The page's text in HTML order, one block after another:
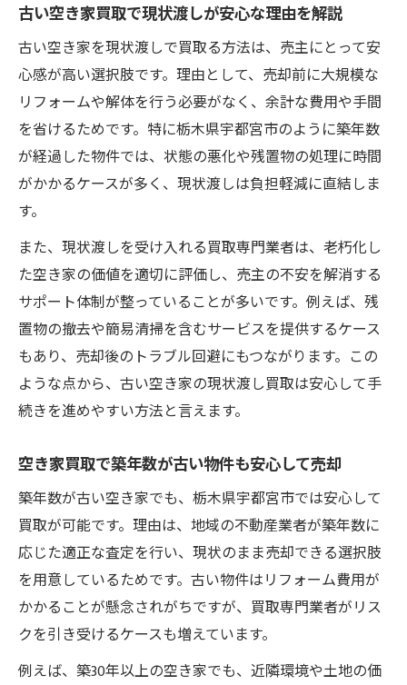
古い空き家買取で現状渡しが安心な理由を解説
古い空き家を現状渡しで買取る方法は、売主にとって安
心感が高い選択肢です。理由として、売却前に大規模な
リフォームや解体を行う必要がなく、余計な費用や手間
を省けるためです。特に栃木県宇都宮市のように築年数
が経過した物件では、状態の悪化や残置物の処理に時間
がかかるケースが多く、現状渡しは負担軽減に直結しま
す。
また、現状渡しを受け入れる買取専門業者は、老朽化し
た空き家の価値を適切に評価し、売主の不安を解消する
サポート体制が整っていることが多いです。例えば、残
置物の撤去や簡易清掃を含むサービスを提供するケース
もあり、売却後のトラブル回避にもつながります。この
ような点から、古い空き家の現状渡し買取は安心して手
続きを進めやすい方法と言えます。
空き家買取で築年数が古い物件も安心して売却
築年数が古い空き家でも、栃木県宇都宮市では安心して
買取が可能です。理由は、地域の不動産業者が築年数に
応じた適正な査定を行い、現状のまま売却できる選択肢
を用意しているためです。古い物件はリフォーム費用が
かかることが懸念されがちですが、買取専門業者がリス
クを引き受けるケースも増えています。
例えば、築30年以上の空き家でも、近隣環境や土地の価